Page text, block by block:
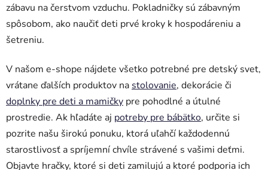
zábavu na čerstvom vzduchu. Pokladničky sú zábavným
spôsobom, ako naučiť deti prvé kroky k hospodáreniu a
šetreniu.
V našom e-shope nájdete všetko potrebné pre detský svet,
vrátane ďalších produktov na stolovanie, dekorácie či
doplnky pre deti a mamičky pre pohodlné a útulné
prostredie. Ak hľadáte aj potreby pre bábätko, určite si
pozrite našu širokú ponuku, ktorá uľahčí každodennú
starostlivosť a spríjemní chvíle strávené s vašimi deťmi.
Objavte hračky, ktoré si deti zamilujú a ktoré podporia ich